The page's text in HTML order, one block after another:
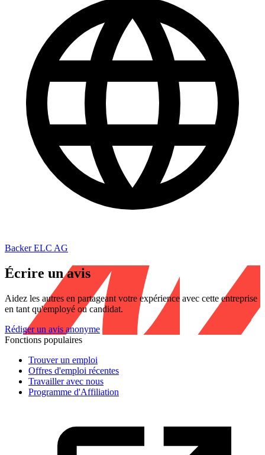
Backer ELC AG
Écrire un avis
Aidez les autres en partageant votre expérience avec cette entreprise
en tant qu'employé ou candidat.
Rédiger un avis anonyme
Fonctions populaires
Trouver un emploi
Offres d'emploi récentes
Travailler avec nous
Programme d'Affiliation